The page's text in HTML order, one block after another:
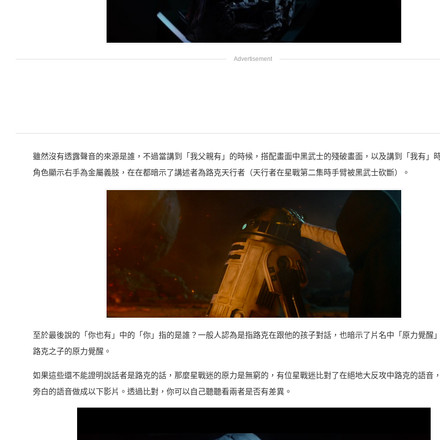
雖然沒有透露聲音的來源是誰，不過當講到「我父親有」的時候，搭配畫面中黑武士的殘破畫面，以及講到「我有」
角色顯示右手為金屬義肢，在在都暗示了講述者為路克天行者（天行者在星戰第二集時手臂被黑武士砍斷）。
至於最後說的「你也有」中的「你」指的是誰？一般人認為是指路克在跟他的孩子對話，也暗示了片名中「原力覺醒
路克之子的原力覺醒。
如果這些還不能證明說話者是路克的話，那麼星戰迷的原力是無窮的，有位星戰迷比對了在絕地大反攻中路克的語音
旁白的語音做成以下影片。透過比對，你可以自己聽聽看兩者是否有差異。